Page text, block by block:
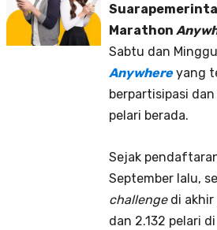
Marathon
Sabtu dan
Anywhereyang
berpartisipasi
pelari berada.
Sejak
September lalu,
challenge di akhir
dan 2.132 pelari